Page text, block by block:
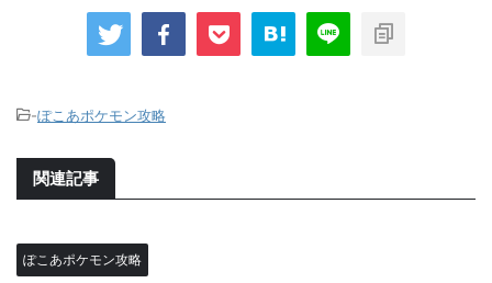
-ぽこあポケモン攻略
関連記事
ぽこあポケモン攻略